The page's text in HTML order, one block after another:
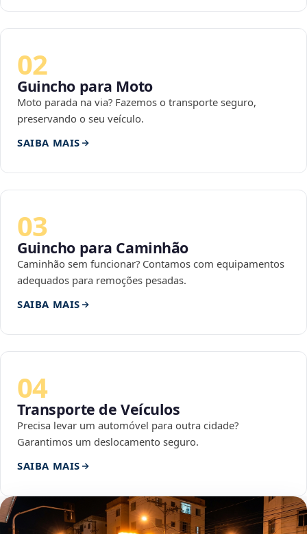
02
Guincho para Moto
Moto parada na via? Fazemos o transporte seguro,
preservando o seu veículo.
SAIBA MAIS
03
Guincho para Caminhão
Caminhão sem funcionar? Contamos com equipamentos
adequados para remoções pesadas.
SAIBA MAIS
04
Transporte de Veículos
Precisa levar um automóvel para outra cidade?
Garantimos um deslocamento seguro.
SAIBA MAIS